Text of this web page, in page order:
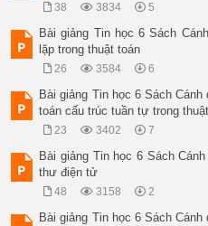
38 3834 5
Bài giảng Tin học 6 Sách
lặp trong thuật toán
26 3584 6
Bài giảng Tin học 6 Sách
toán cấu trúc tuần tự trong
23 3402 7
Bài giảng Tin học 6 Sách
thư điện tử
48 3158 2
Bài giảng Tin học 6 Sách